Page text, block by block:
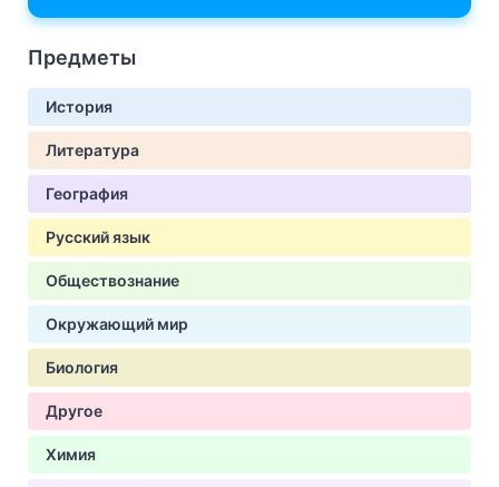
Предметы
История
Литература
География
Русский язык
Обществознание
Окружающий мир
Биология
Другое
Химия